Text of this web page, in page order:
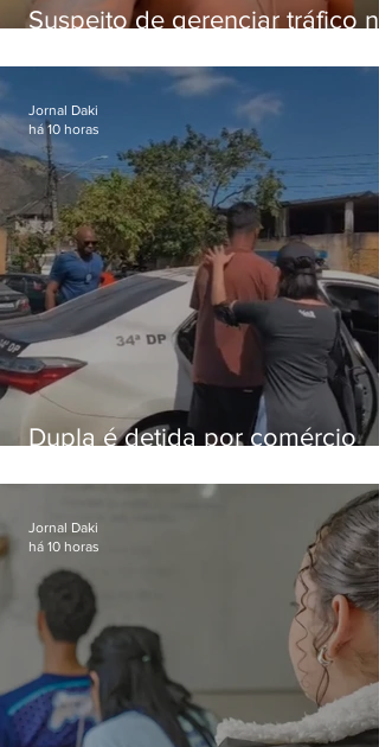
Suspeito de gerenciar tráfico na
foragido
Dupla é detida por comércio
Bangu
Jornal Daki
há 10 horas
Jornal Daki
há 10 horas